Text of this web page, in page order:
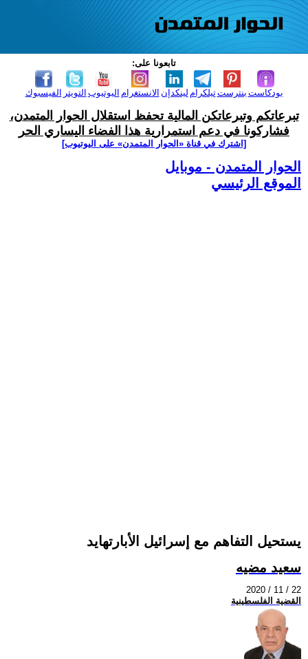
تابعونا على:
الفيسبوك التويتر اليوتيوب الانستغرام لينكدإن تيلكرامبنترست بودكاست
تبرعاتكم وتبرعاتكن المالية تحفظ استقلال الحوار المتمدن،
فشاركونا في دعم استمرارية هذا الفضاء اليساري الحر
[اشترك في قناة ‫«الحوار المتمدن» على اليوتيوب]
الحوار المتمدن - موبايل
الموقع الرئيسي
يستحيل التفاهم مع إسرائيل الأبارتهايد
سعيد مضيه
2020 / 11 / 22
القضية الفلسطينية